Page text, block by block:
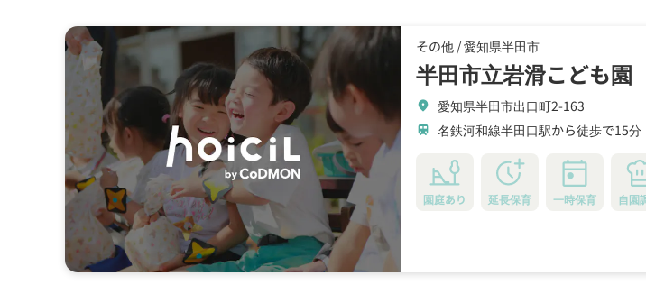
その他 /愛知県半田市
半田市立岩滑こども園
location_on 愛知県半田市出口町2-163
train 名鉄河和線半田口駅から徒歩で15分
園庭あり 延長保育 一時保育 自園